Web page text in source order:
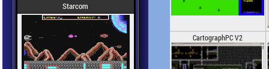
Starcom
CartographPC V2